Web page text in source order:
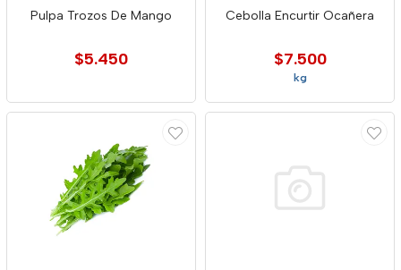
Pulpa Trozos De Mango
$5.450
Cebolla Encurtir Ocañera
$7.500
kg